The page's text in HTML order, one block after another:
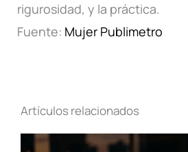
rigurosidad, y la práctica.
Fuente: Mujer Publimetro
Artículos relacionados